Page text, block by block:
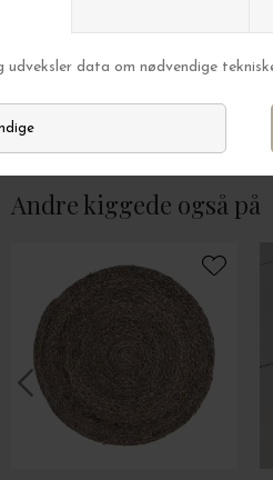
HUMDAKIN
Sæbebakke, Sandstone
DKK 129,00
Andre kiggede også på